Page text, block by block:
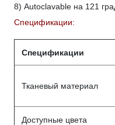
8) Autoclavable на 121
Спецификации:
Спецификации
Тканевый материал
Доступные цвета